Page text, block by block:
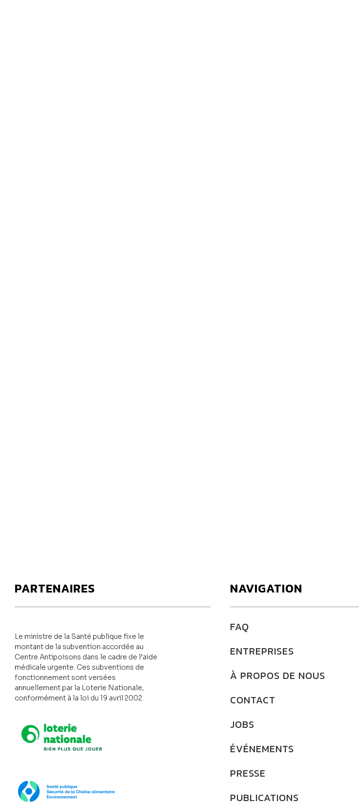
PARTENAIRES
Le ministre de la Santé publique fixe le
montant de la subvention accordée au
Centre Antipoisons dans le cadre de l’aide
médicale urgente. Ces subventions de
fonctionnement sont versées
annuellement par la Loterie Nationale,
conformément à la loi du 19 avril 2002.
Loterie Nationale
NAVIGATION
FAQ
ENTREPRISES
À PROPOS DE NOUS
CONTACT
JOBS
ÉVÉNEMENTS
PRESSE
PUBLICATIONS